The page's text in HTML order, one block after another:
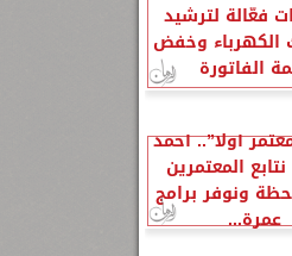
فعّالة لترشيد
الكهرباء وخفض
الفاتورة
أولًا”.. أحمد
المعتمرين
ونوفر برامج
عمرة...